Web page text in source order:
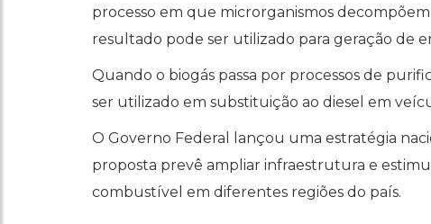
processo em que microrganismos
resultado pode ser utilizado para geração de
Quando o biogás passa por processos de
ser utilizado em substituição ao diesel em
O Governo Federal lançou uma estratégia
proposta prevê ampliar infraestrutura e
combustível em diferentes regiões do país.